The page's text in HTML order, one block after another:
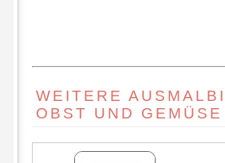
WEITERE
OBST UND GEMÜSE